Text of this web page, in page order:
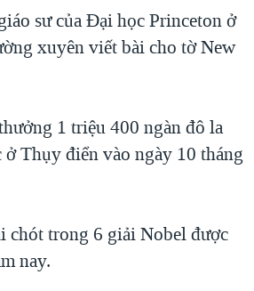
VÀ NAY
AFGHANISTAN
HÒA Ở VIỆT NAM
CHÍNH PHỦ VIỆT NAM
sư của Đại học Princeton ở
xuyên viết bài cho tờ New
1 triệu 400 ngàn đô la
Thụy điển vào ngày 10 tháng
chót trong 6 giải Nobel được
nay.